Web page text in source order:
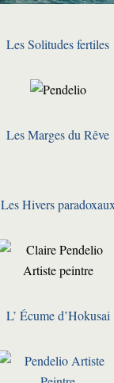
Les Solitudes fertiles
Les Marges du Rêve
Les Hivers paradoxaux
L’ Écume d’Hokusai